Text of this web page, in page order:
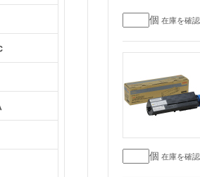
個 在庫を確
個 在庫を確